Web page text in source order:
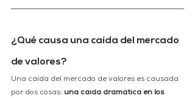
¿Qué causa una caída del mercado
de valores?
Una caída del mercado de valores es causada
por dos cosas: una caída dramática en los